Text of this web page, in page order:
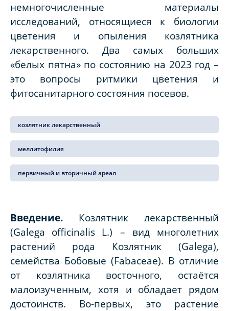
немногочисленные материалы
исследований, относящиеся к биологии
цветения и опыления козлятника
лекарственного. Два самых больших
«белых пятна» по состоянию на 2023 год –
это вопросы ритмики цветения и
фитосанитарного состояния посевов.
козлятник лекарственный
меллитофилия
первичный и вторичный ареал
Введение. Козлятник лекарственный
(Galega officinalis L.) – вид многолетних
растений рода Козлятник (Galega),
семейства Бобовые (Fabaceae). В отличие
от козлятника восточного, остаётся
малоизученным, хотя и обладает рядом
достоинств. Во-первых, это растение